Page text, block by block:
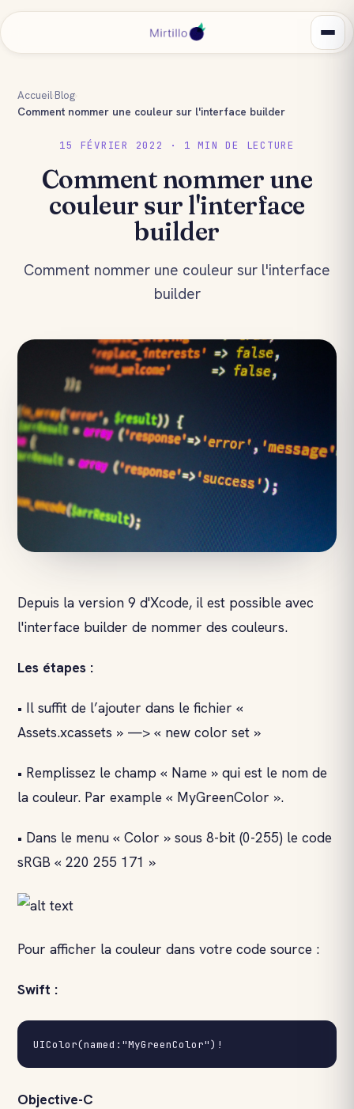
Accueil Blog
Comment nommer une couleur sur l'interface builder
15 FÉVRIER 2022 · 1 MIN DE LECTURE
Comment nommer une
couleur sur l'interface
builder
Comment nommer une couleur sur l'interface
builder
Depuis la version 9 d'Xcode, il est possible avec
l'interface builder de nommer des couleurs.
Les étapes :
• Il suffit de l’ajouter dans le fichier «
Assets.xcassets » —> « new color set »
• Remplissez le champ « Name » qui est le nom de
la couleur. Par example « MyGreenColor ».
• Dans le menu « Color » sous 8-bit (0-255) le code
sRGB « 220 255 171 »
Pour afficher la couleur dans votre code source :
Swift :
Objective-C